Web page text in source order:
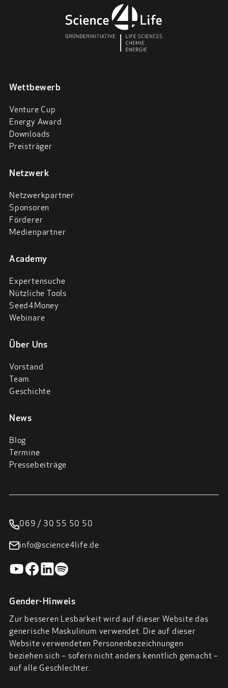
Wettbewerb
Venture Cup
Energy Award
Downloads
Preisträger
Netzwerk
Netzwerkpartner
Sponsoren
Förderer
Medienpartner
Academy
Expertensuche
Nützliche Tools
Seed4Money
Webinare
Über Uns
Vorstand
Team
Geschichte
News
Blog
Termine
Pressebeiträge
069 / 30 55 50 50
info@science4life.de
Gender-Hinweis
Zur besseren Lesbarkeit wird auf dieser Website das
generische Maskulinum verwendet. Die auf dieser
Website verwendeten Personenbezeichnungen
beziehen sich – sofern nicht anders kenntlich gemacht –
auf alle Geschlechter.